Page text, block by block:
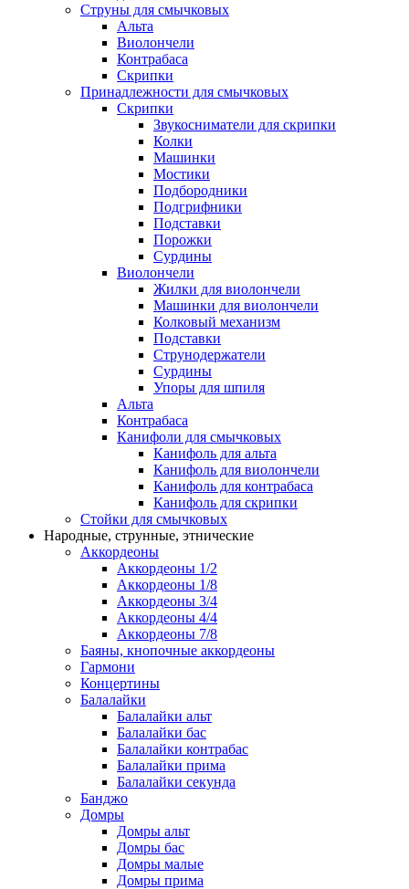
Струны для смычковых
Альта
Виолончели
Контрабаса
Скрипки
Принадлежности для смычковых
Скрипки
Звукосниматели для скрипки
Колки
Машинки
Мостики
Подбородники
Подгрифники
Подставки
Порожки
Сурдины
Виолончели
Жилки для виолончели
Машинки для виолончели
Колковый механизм
Подставки
Струнодержатели
Сурдины
Упоры для шпиля
Альта
Контрабаса
Канифоли для смычковых
Канифоль для альта
Канифоль для виолончели
Канифоль для контрабаса
Канифоль для скрипки
Стойки для смычковых
Народные, струнные, этнические
Аккордеоны
Аккордеоны 1/2
Аккордеоны 1/8
Аккордеоны 3/4
Аккордеоны 4/4
Аккордеоны 7/8
Баяны, кнопочные аккордеоны
Гармони
Концертины
Балалайки
Балалайки альт
Балалайки бас
Балалайки контрабас
Балалайки прима
Балалайки секунда
Банджо
Домры
Домры альт
Домры бас
Домры малые
Домры прима